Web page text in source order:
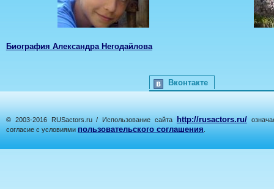
Биография Александра Негодайлова
Вконтакте
© 2003-2016 RUSactors.ru / Использование сайта http://rusactors.ru/
согласие с условиями пользовательского соглашения